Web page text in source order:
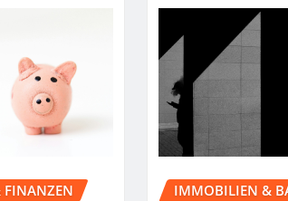
FINANZEN IMMOBILIEN &